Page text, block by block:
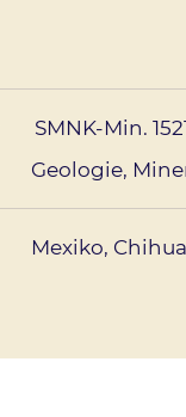
SMNK-Min.
Geologie
Mexiko,